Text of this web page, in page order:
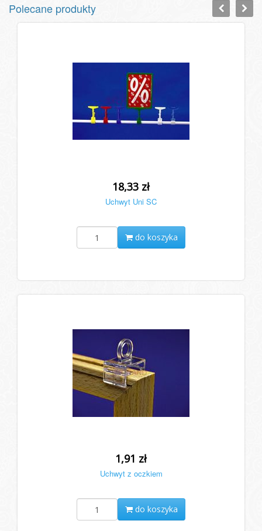
Polecane produkty
18,33 zł
Uchwyt Uni SC
do koszyka
1,91 zł
Uchwyt z oczkiem
do koszyka